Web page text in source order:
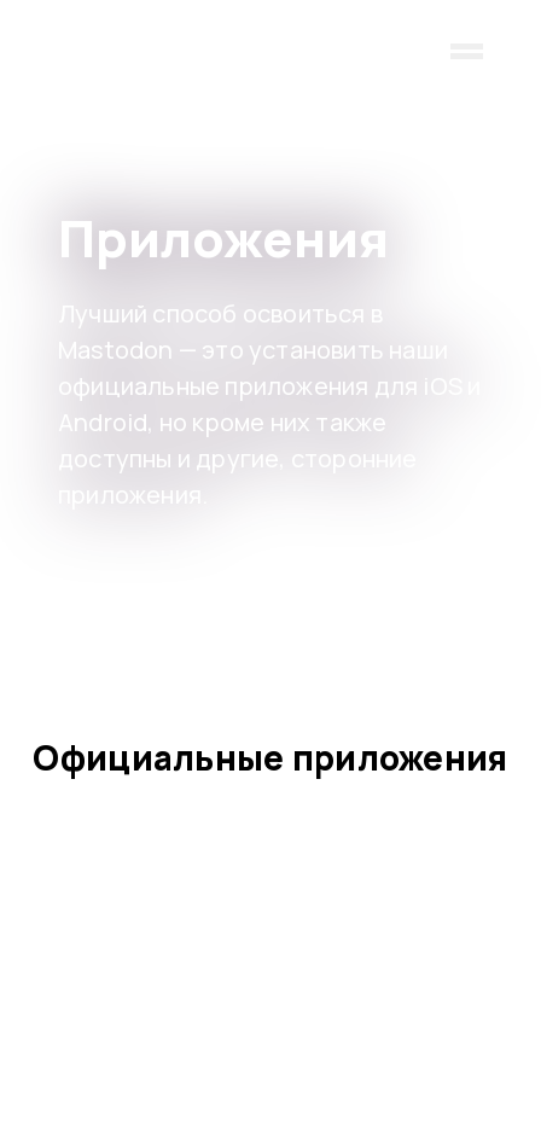
Приложения
Лучший способ освоиться в
Mastodon — это установить наши
официальные приложения для iOS и
Android, но кроме них также
доступны и другие, сторонние
приложения.
Официальные приложения